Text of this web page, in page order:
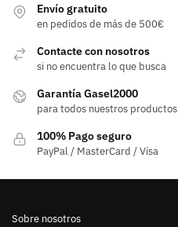
Envío gratuito
en pedidos de más de 500€
Contacte con nosotros
si no encuentra lo que busca
Garantía Gasel2000
para todos nuestros productos
100% Pago seguro
PayPal / MasterCard / Visa
Sobre nosotros